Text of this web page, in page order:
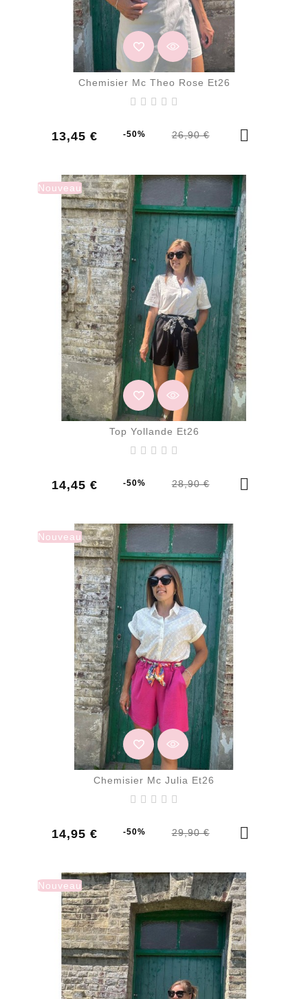
Chemisier Mc Theo Rose Et26
13,45 €
Prix
-50% 26,90 €
Prix
Nouveau
Top Yollande Et26
14,45 €
Prix
-50% 28,90 €
Prix
Nouveau
Chemisier Mc Julia Et26
14,95 €
Prix
-50% 29,90 €
Prix
Nouveau